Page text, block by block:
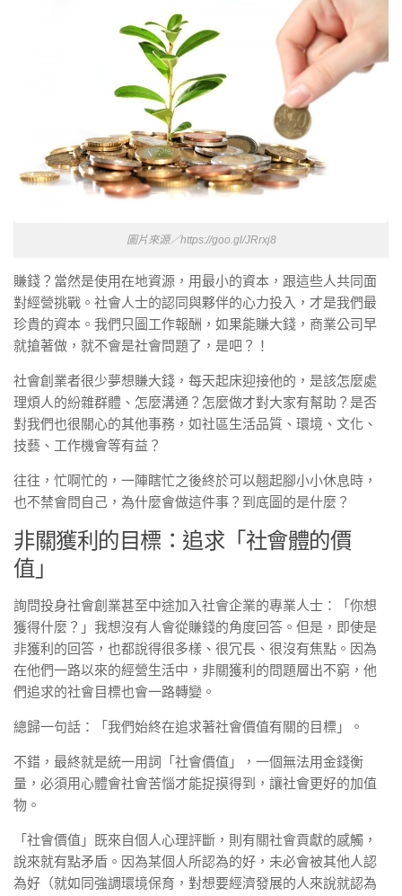
圖片來源／https://goo.gl/JRrxj8
賺錢？當然是使用在地資源，用最小的資本，跟這些人共同面
對經營挑戰。社會人士的認同與夥伴的心力投入，才是我們最
珍貴的資本。我們只圖工作報酬，如果能賺大錢，商業公司早
就搶著做，就不會是社會問題了，是吧？！
社會創業者很少夢想賺大錢，每天起床迎接他的，是該怎麼處
理煩人的紛雜群體、怎麼溝通？怎麼做才對大家有幫助？是否
對我們也很關心的其他事務，如社區生活品質、環境、文化、
技藝、工作機會等有益？
往往，忙啊忙的，一陣瞎忙之後終於可以翹起腳小小休息時，
也不禁會問自己，為什麼會做這件事？到底圖的是什麼？
非關獲利的目標：追求「社會體的價
值」
詢問投身社會創業甚至中途加入社會企業的專業人士：「你想
獲得什麼？」我想沒有人會從賺錢的角度回答。但是，即使是
非獲利的回答，也都說得很多樣、很冗長、很沒有焦點。因為
在他們一路以來的經營生活中，非關獲利的問題層出不窮，他
們追求的社會目標也會一路轉變。
總歸一句話：「我們始終在追求著社會價值有關的目標」。
不錯，最終就是統一用詞「社會價值」，一個無法用金錢衡
量，必須用心體會社會苦惱才能捉摸得到，讓社會更好的加值
物。
「社會價值」既來自個人心理評斷，則有關社會貢獻的感觸，
說來就有點矛盾。因為某個人所認為的好，未必會被其他人認
為好（就如同強調環境保育，對想要經濟發展的人來說就認為